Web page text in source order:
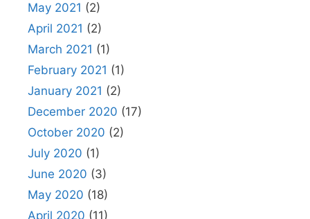
May 2021 (2)
April 2021 (2)
March 2021 (1)
February 2021 (1)
January 2021 (2)
December 2020 (17)
October 2020 (2)
July 2020 (1)
June 2020 (3)
May 2020 (18)
April 2020 (11)